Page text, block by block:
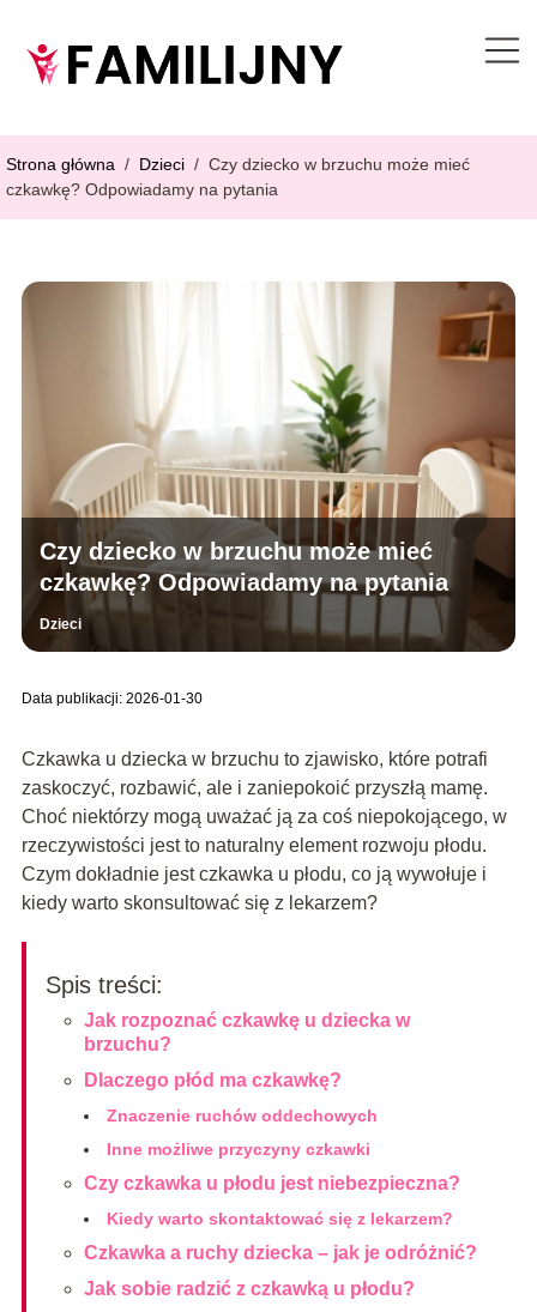
Strona główna / Dzieci / Czy dziecko w brzuchu może mieć
czkawkę? Odpowiadamy na pytania
Czy dziecko w brzuchu może mieć
czkawkę? Odpowiadamy na pytania
Dzieci
Data publikacji: 2026-01-30
Czkawka u dziecka w brzuchu to zjawisko, które potrafi
zaskoczyć, rozbawić, ale i zaniepokoić przyszłą mamę.
Choć niektórzy mogą uważać ją za coś niepokojącego, w
rzeczywistości jest to naturalny element rozwoju płodu.
Czym dokładnie jest czkawka u płodu, co ją wywołuje i
kiedy warto skonsultować się z lekarzem?
Spis treści:
Jak rozpoznać czkawkę u dziecka w
brzuchu?
Dlaczego płód ma czkawkę?
Znaczenie ruchów oddechowych
Inne możliwe przyczyny czkawki
Czy czkawka u płodu jest niebezpieczna?
Kiedy warto skontaktować się z lekarzem?
Czkawka a ruchy dziecka – jak je odróżnić?
Jak sobie radzić z czkawką u płodu?